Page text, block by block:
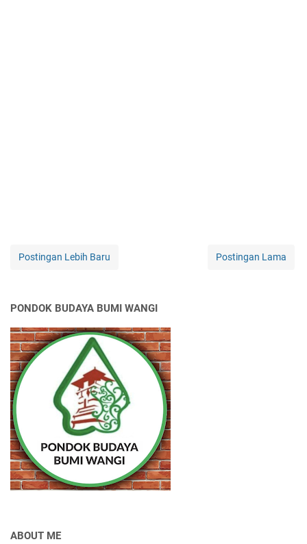
Postingan Lebih Baru Postingan Lama
PONDOK BUDAYA BUMI WANGI
ABOUT ME